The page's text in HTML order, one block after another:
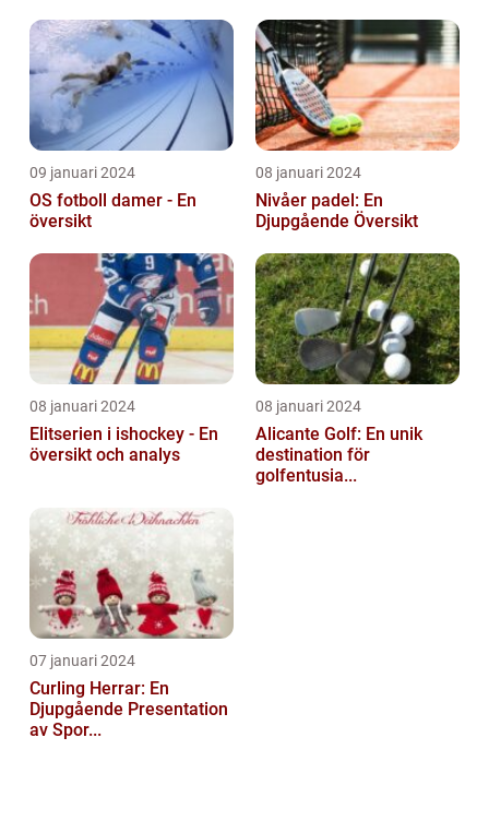
09 januari 2024
OS fotboll damer - En
översikt
08 januari 2024
Nivåer padel: En
Djupgående Översikt
08 januari 2024
Elitserien i ishockey - En
översikt och analys
08 januari 2024
Alicante Golf: En unik
destination för
golfentusia...
07 januari 2024
Curling Herrar: En
Djupgående Presentation
av Spor...